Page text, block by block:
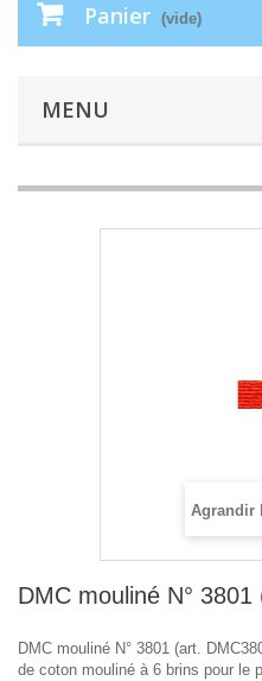
Panier (vide)
MENU
Agrandir
DMC mouliné N° 3801
DMC mouliné N° 3801 (art.
de coton mouliné à 6 brins pour le